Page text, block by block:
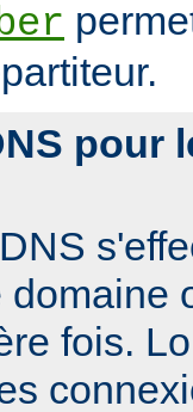
pour
domaine
fois.